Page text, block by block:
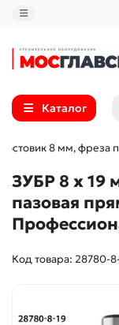
Каталог
8 мм, фреза
ЗУБР 8 x 19
пазовая
Код товара: 28780-